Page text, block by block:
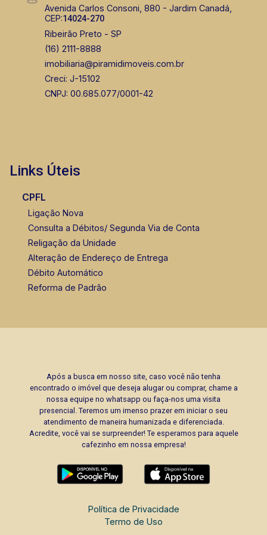
Avenida Carlos Consoni, 880 - Jardim Canadá,
CEP:14024-270
Ribeirão Preto - SP
(16) 2111-8888
imobiliaria@piramidimoveis.com.br
Creci: J-15102
CNPJ: 00.685.077/0001-42
Links Úteis
CPFL
Ligação Nova
Consulta a Débitos/ Segunda Via de Conta
Religação da Unidade
Alteração de Endereço de Entrega
Débito Automático
Reforma de Padrão
Após a busca em nosso site, caso você não tenha
encontrado o imóvel que deseja alugar ou comprar, chame a
nossa equipe no whatsapp ou faça-nos uma visita
presencial. Teremos um imenso prazer em iniciar o seu
atendimento de maneira humanizada e diferenciada.
Acredite, você vai se surpreender! Te esperamos para aquele
cafezinho em nossa empresa!
Política de Privacidade
Termo de Uso